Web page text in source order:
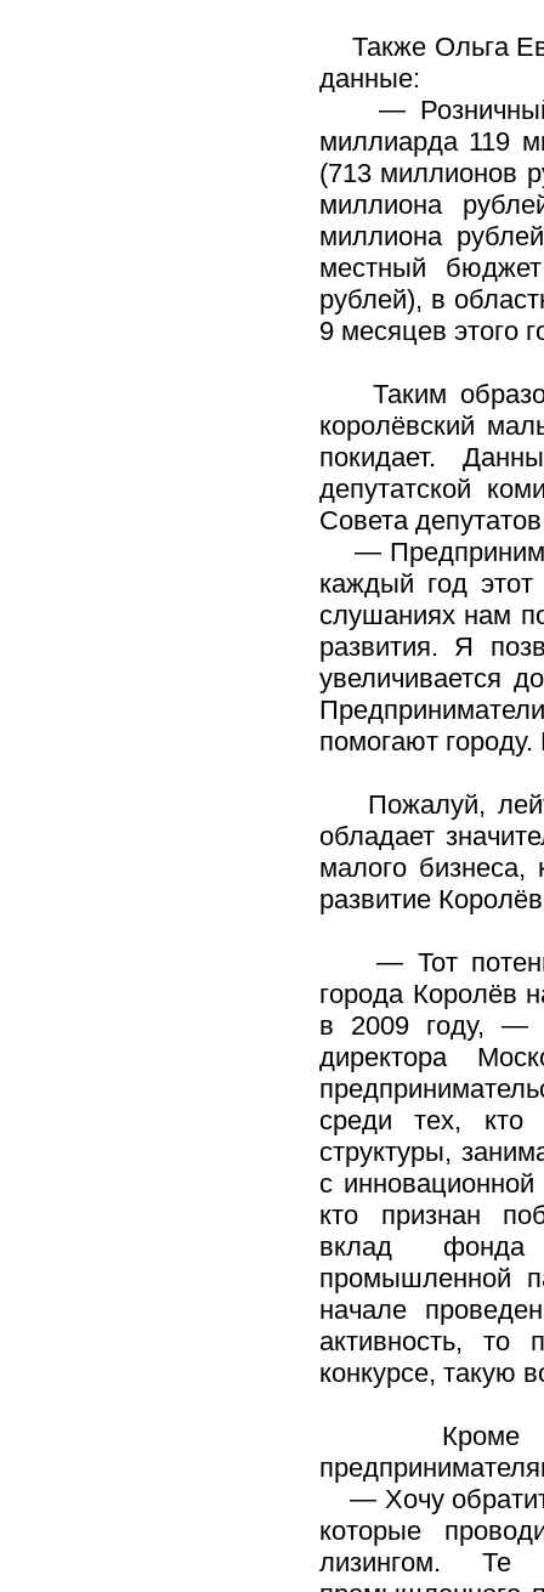
Также Ольга
данные:
— Розничный
миллиарда 119
(713 миллионов
миллиона
миллиона
местный
рублей), в
9 месяцев этого
Таким
королёвский
покидает.
депутатской
Совета
—
каждый год этот
слушаниях нам
развития. Я
увеличивается
помогают
Пожалуй,
обладает
малого
развитие
— Тот
города Королёв
в 2009 году, —
директора
среди тех, кто
структуры,
с
кто признан
вклад фонда
промышленной
начале
активность, то
конкурсе, такую
Кроме того,
— Хочу
которые
лизингом. Те